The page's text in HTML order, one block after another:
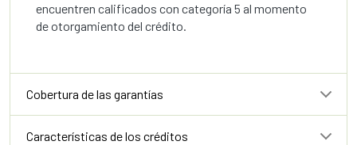
encuentren calificados con categoría 5 al momento
de otorgamiento del crédito.
Cobertura de las garantías
Características de los créditos